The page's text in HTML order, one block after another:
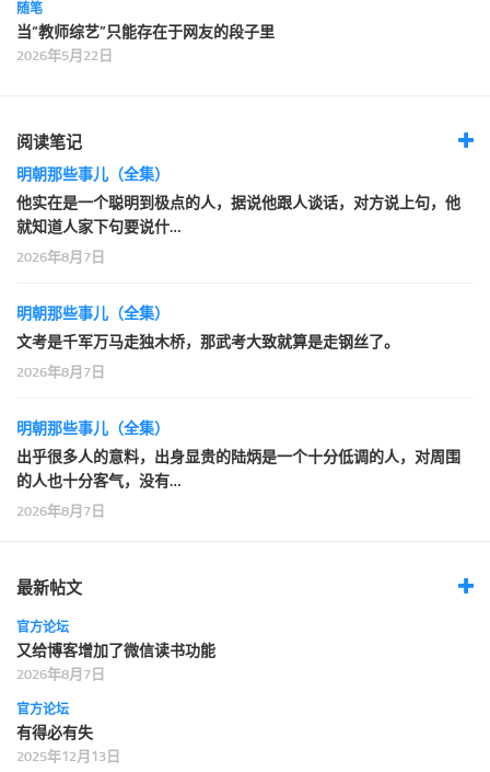
随笔
当“教师综艺”只能存在于网友的段子里
2026年5月22日
阅读笔记
明朝那些事儿（全集）
他实在是一个聪明到极点的人，据说他跟人谈话，对方说上句，他
就知道人家下句要说什…
2026年8月7日
明朝那些事儿（全集）
文考是千军万马走独木桥，那武考大致就算是走钢丝了。
2026年8月7日
明朝那些事儿（全集）
出乎很多人的意料，出身显贵的陆炳是一个十分低调的人，对周围
的人也十分客气，没有…
2026年8月7日
最新帖文
官方论坛
又给博客增加了微信读书功能
2026年8月7日
官方论坛
有得必有失
2025年12月13日